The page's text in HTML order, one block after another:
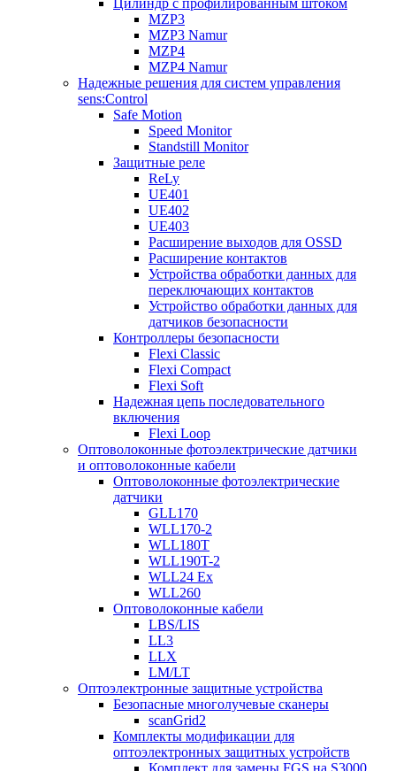
Цилиндр с профилированным штоком
MZP3
MZP3 Namur
MZP4
MZP4 Namur
Надежные решения для систем управления
sens:Control
Safe Motion
Speed Monitor
Standstill Monitor
Защитные реле
ReLy
UE401
UE402
UE403
Расширение выходов для OSSD
Расширение контактов
Устройства обработки данных для
переключающих контактов
Устройство обработки данных для
датчиков безопасности
Контроллеры безопасности
Flexi Classic
Flexi Compact
Flexi Soft
Надежная цепь последовательного
включения
Flexi Loop
Оптоволоконные фотоэлектрические датчики
и оптоволоконные кабели
Оптоволоконные фотоэлектрические
датчики
GLL170
WLL170-2
WLL180T
WLL190T-2
WLL24 Ex
WLL260
Оптоволоконные кабели
LBS/LIS
LL3
LLX
LM/LT
Оптоэлектронные защитные устройства
Безопасные многолучевые сканеры
scanGrid2
Комплекты модификации для
оптоэлектронных защитных устройств
Комплект для замены FGS на S3000